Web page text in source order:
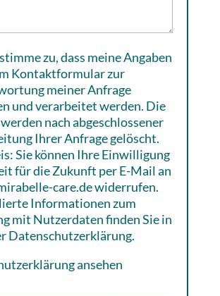
zu, dass meine Angaben
Kontaktformular zur
meiner Anfrage
und verarbeitet werden. Die
nach abgeschlossener
Ihrer Anfrage gelöscht.
Sie können Ihre Einwilligung
für die Zukunft per E-Mail an
care.de widerrufen.
Informationen zum
mit Nutzerdaten finden Sie in
Datenschutzerklärung.
ansehen